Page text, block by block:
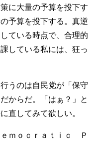
に大量の予算を投下す
予算を投下する。真逆
ている時点で、合理的
している私には、狂っ
うのは自民党が「保守
からだ。「はぁ？」と
直してみて欲しい。
ｍｏｃｒａｔｉｃ Ｐ